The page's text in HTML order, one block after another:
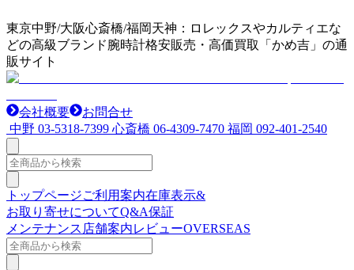
東京中野/大阪心斎橋/福岡天神：ロレックスやカルティエな
どの高級ブランド腕時計格安販売・高価買取「かめ吉」の通
販サイト
会社概要
お問合せ
中野 03-5318-7399 心斎橋 06-4309-7470 福岡 092-401-2540
トップページご利用案内在庫表示&
お取り寄せについてQ&A保証
メンテナンス 店舗案内レビューOVERSEAS